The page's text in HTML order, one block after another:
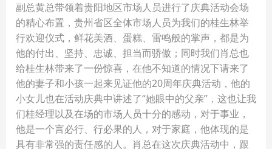
副总黄总带领着贵阳地区市场人员进行了庆典活动会场
的精心布置，贵州省区全体市场人员为我们的桂生林举
行欢迎仪式，鲜花美酒、蛋糕、雷鸣般的掌声，都是为
他的付出、坚持、忠诚、担当而骄傲；同时我们肖总也
给桂生林带来了一份惊喜，在他不知道的情况下请来了
他的妻子和小孩一起来见证他的20周年庆典活动，他的
小女儿也在活动庆典中讲述了“她眼中的父亲”，这也让我
们桂经理以及在场的市场人员十分的感动，对于事业，
他是一个言必行、行必果的人，对于家庭，他体现的是
具有非常强的责任感的人。肖总在这次庆典活动中，跟